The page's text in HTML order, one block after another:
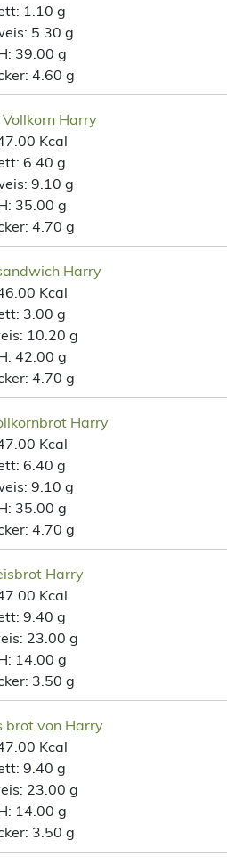
1.10 g
5.30 g
39.00 g
4.60 g
Harry
Kcal
6.40 g
9.10 g
35.00 g
4.70 g
Harry
Kcal
3.00 g
10.20 g
42.00 g
4.70 g
Harry
Kcal
6.40 g
9.10 g
35.00 g
4.70 g
Harry
Kcal
9.40 g
23.00 g
14.00 g
3.50 g
brot von Harry
Kcal
9.40 g
23.00 g
14.00 g
3.50 g